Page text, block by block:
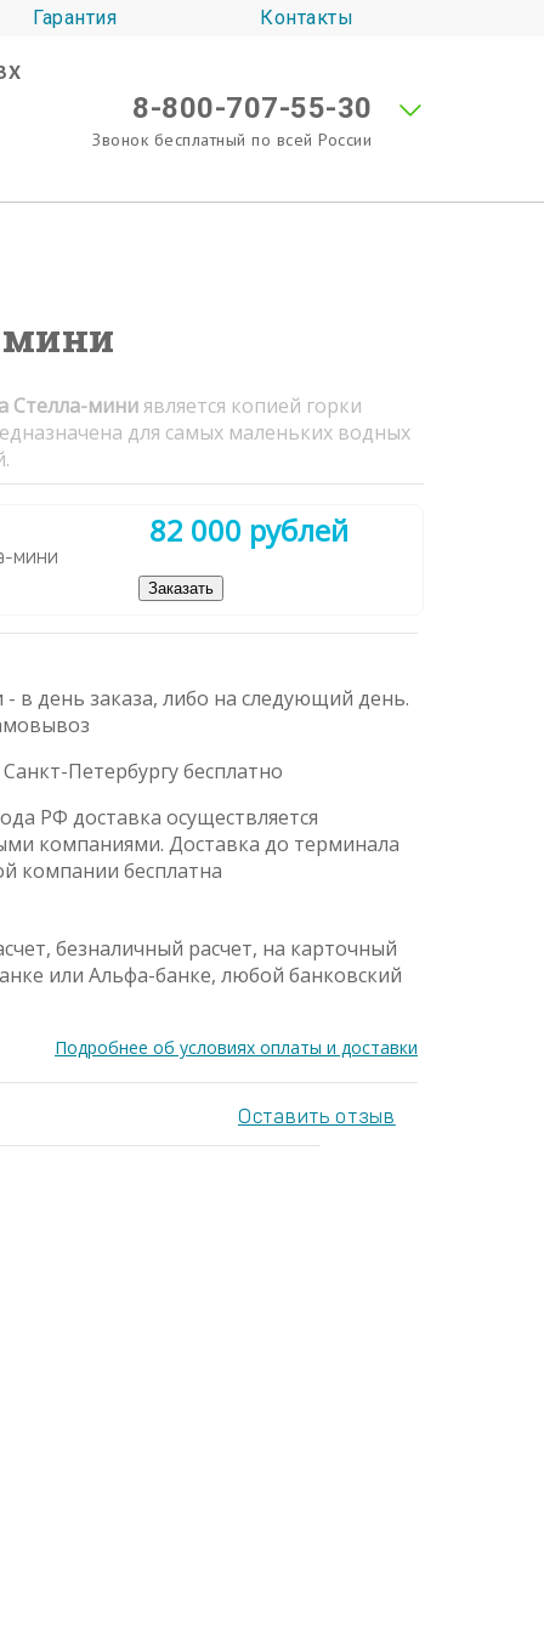
Гарантия Контакты
8-800-707-55-30
Звонок бесплатный по всей России
мини
Стелла-миниявляется копией горки
для самых маленьких водных
мини
82 000 рублей
Заказать
в день заказа, либо на следующий день.
Петербургу бесплатно
РФ доставка осуществляется
компаниями. Доставка до терминала
компании бесплатна
безналичный расчет, на карточный
или Альфа-банке, любой банковский
Подробнее об условиях оплаты и доставки
Оставить отзыв